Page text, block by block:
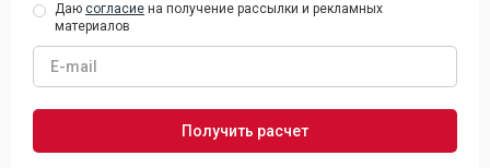
Даю согласие на получение рассылки и рекламных
материалов